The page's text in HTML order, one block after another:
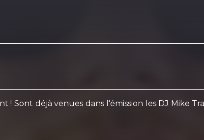
déjà venues dans l'émission les DJ Mike